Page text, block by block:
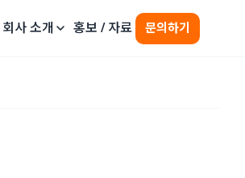
회사 소개 홍보 / 자료 문의하기